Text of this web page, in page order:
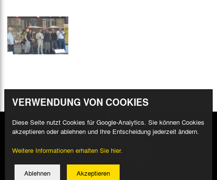
VERWENDUNG VON COOKIES
Diese Seite nutzt Cookies für Google-Analytics. Sie können Cookies
akzeptieren oder ablehnen und Ihre Entscheidung jederzeit ändern.
Weitere Informationen erhalten Sie hier.
Ablehnen Akzeptieren